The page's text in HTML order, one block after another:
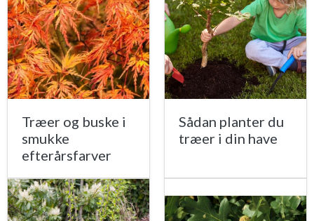
Træer og buske i
smukke
efterårsfarver
Sådan planter du
træer i din have